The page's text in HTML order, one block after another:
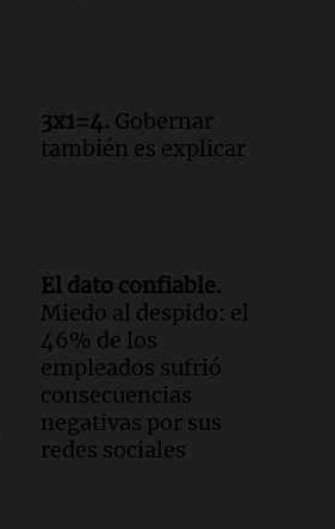
3x1=4. Gobernar
también es explicar
El dato confiable.
Miedo al despido: el
46% de los
empleados sufrió
consecuencias
negativas por sus
redes sociales